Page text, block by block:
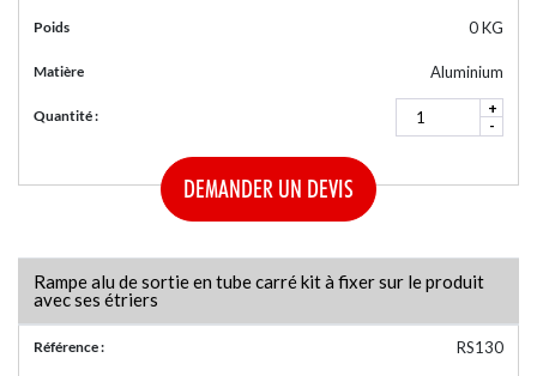
Poids 0 KG
Matière Aluminium
Quantité : +
-
DEMANDER UN DEVIS
Rampe alu de sortie en tube carré kit à fixer sur le produit
avec ses étriers
Référence : RS130